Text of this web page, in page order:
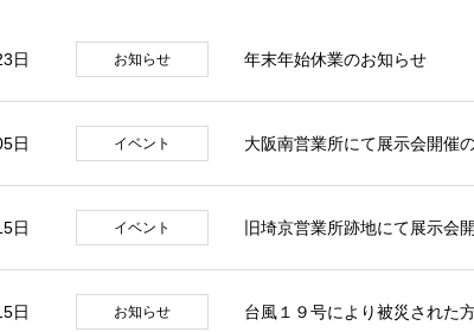
日 お知らせ 年末年始休業のお知らせ
日 イベント 大阪南営業所にて展示会開催
日 イベント 旧埼京営業所跡地にて展示会
日 お知らせ 台風１９号により被災された